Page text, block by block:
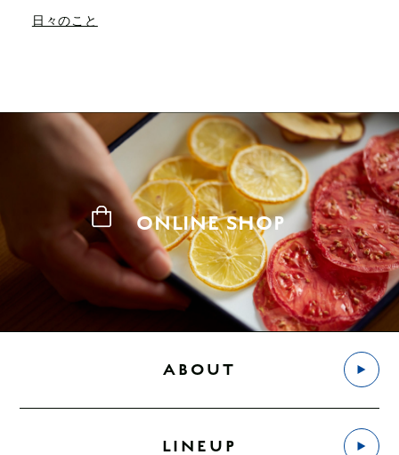
日々のこと
ONLINE SHOP
ABOUT
LINEUP